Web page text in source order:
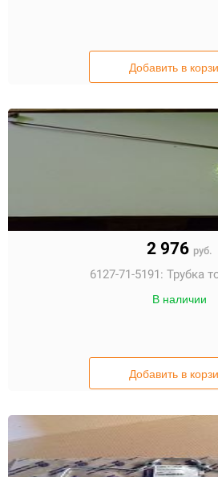
Добавить в
2 976 руб.
6127-71-5191: Трубка
В наличии
Добавить в